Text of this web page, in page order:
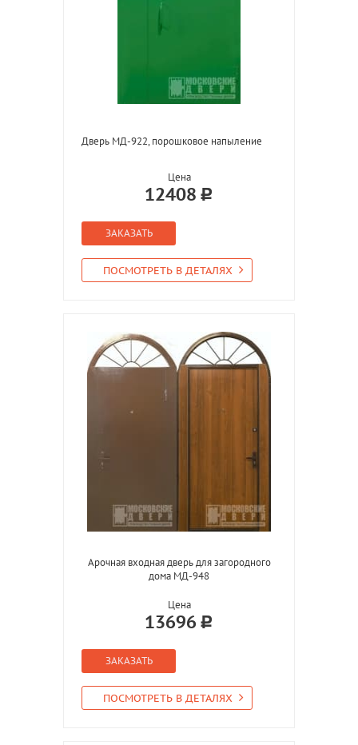
Дверь МД-922, порошковое напыление
Цена
12408
ЗАКАЗАТЬ
ПОСМОТРЕТЬ В ДЕТАЛЯХ
Арочная входная дверь для загородного
дома МД-948
Цена
13696
ЗАКАЗАТЬ
ПОСМОТРЕТЬ В ДЕТАЛЯХ